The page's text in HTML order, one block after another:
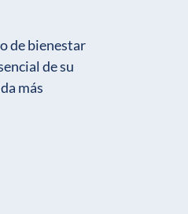
de bienestar
de su
más